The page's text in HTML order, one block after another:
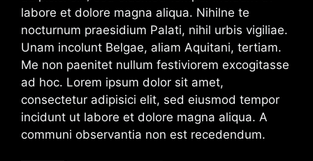
labore et dolore magna aliqua. Nihilne te
nocturnum praesidium Palati, nihil urbis vigiliae.
Unam incolunt Belgae, aliam Aquitani, tertiam.
Me non paenitet nullum festiviorem excogitasse
ad hoc. Lorem ipsum dolor sit amet,
consectetur adipisici elit, sed eiusmod tempor
incidunt ut labore et dolore magna aliqua. A
communi observantia non est recedendum.